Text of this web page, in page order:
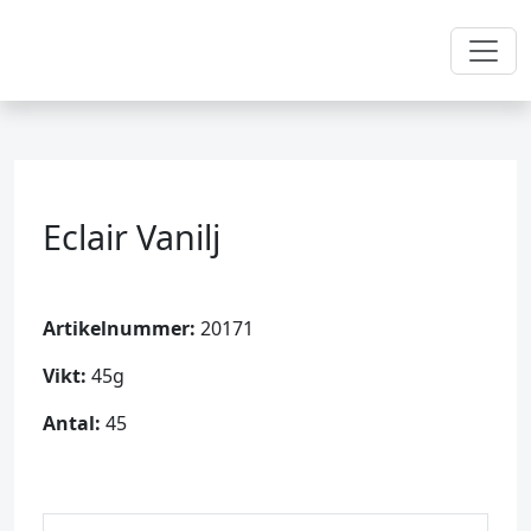
Eclair Vanilj
Artikelnummer: 20171
Vikt: 45g
Antal: 45